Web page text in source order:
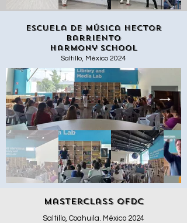
Escuela de Música Hector
Barriento
Harmony School
Saltillo, México 2024
Masterclass OFDC
Saltillo, Coahuila. México 2024